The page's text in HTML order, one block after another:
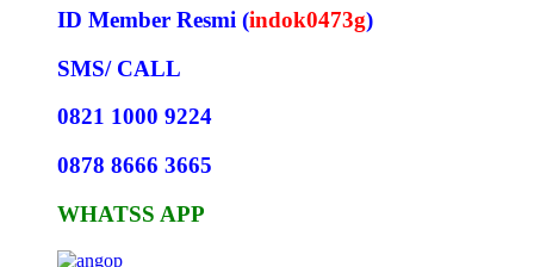
ID Member Resmi (indok0473g)
SMS/ CALL
0821 1000 9224
0878 8666 3665
WHATSS APP